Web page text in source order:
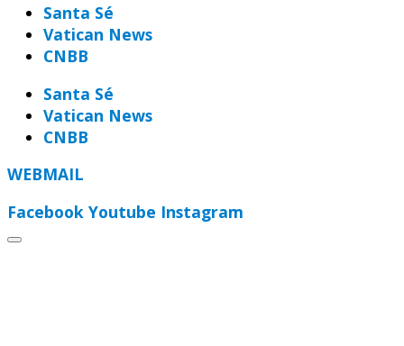
Santa Sé
Vatican News
CNBB
Santa Sé
Vatican News
CNBB
WEBMAIL
Facebook Youtube Instagram